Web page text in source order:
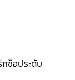
ช็อประดับ